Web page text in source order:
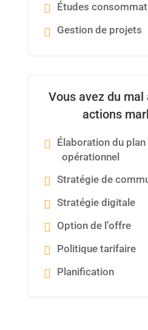
Études
Gestion de projets
Vous avez du
actions
Élaboration du
opérationnel
Stratégie de
Stratégie digitale
Option de l’offre
Politique tarifaire
Planification